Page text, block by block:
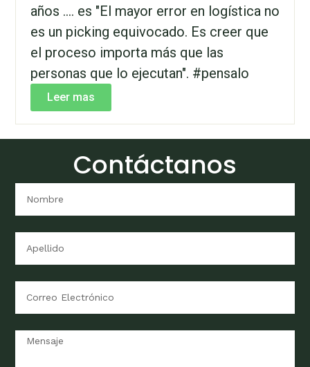
años .... es "El mayor error en logística no
es un picking equivocado. Es creer que
el proceso importa más que las
personas que lo ejecutan". #pensalo
Leer mas
Contáctanos